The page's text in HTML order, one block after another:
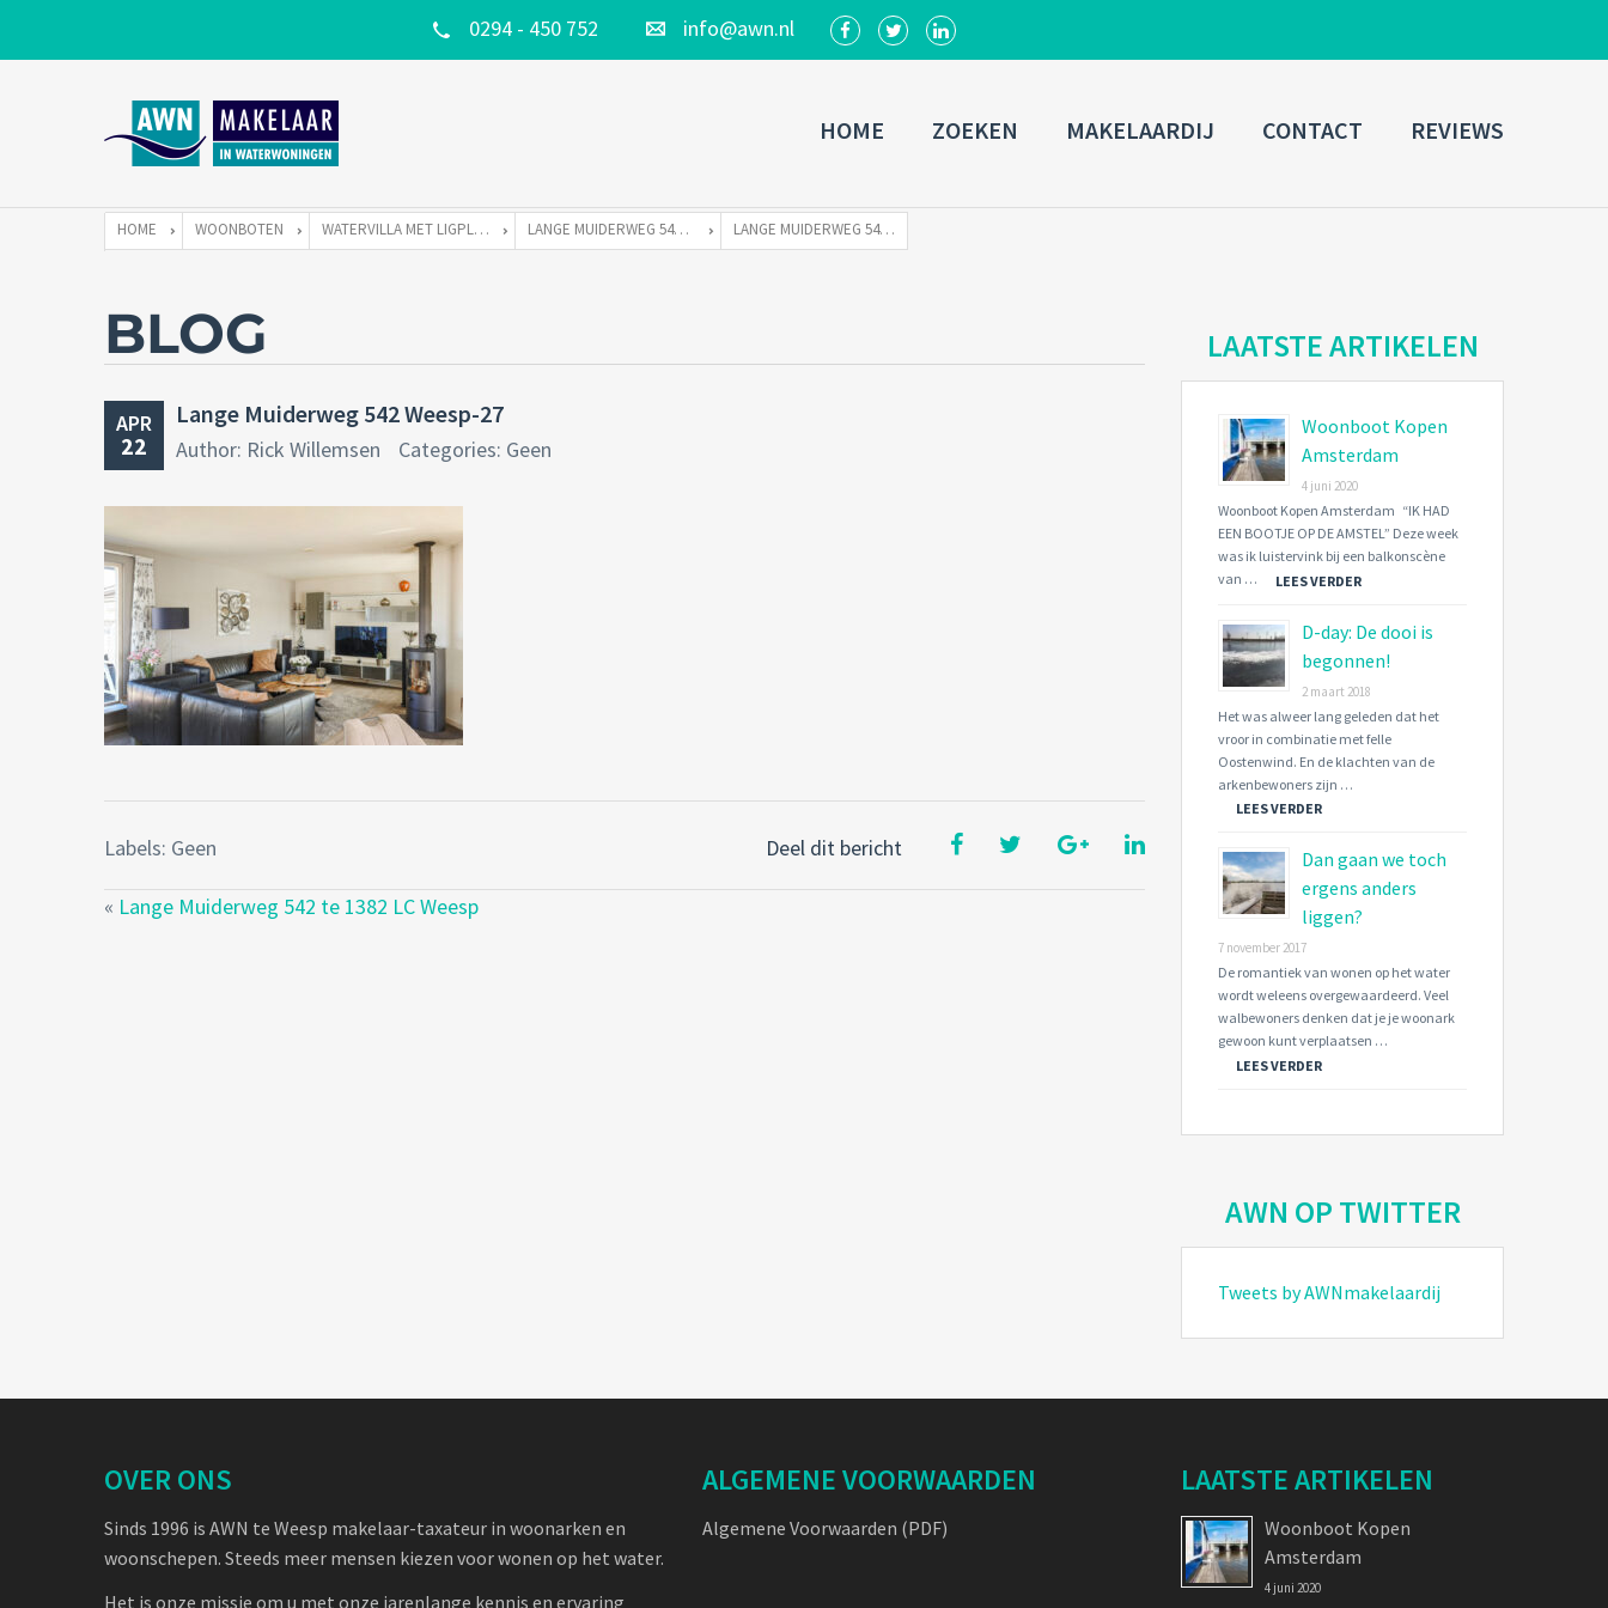
0294 - 450 752 info@awn.nl
Username
Connect with:
Forgot
password? SIGN IN
Remember me
HOME ZOEKEN MAKELAARDIJ CONTACT REVIEWS
HOME WOONBOTEN WATERVILLA MET LIGPLAATS LANGE MUIDERWEG 542 TE 1382 LC WEESP LANGE MUIDERWEG 542 WEESP-27
BLOG
APR
22
Lange Muiderweg 542 Weesp-27
Author: Rick Willemsen Categories: Geen
Deel dit bericht
Labels: Geen
« Lange Muiderweg 542 te 1382 LC Weesp
LAATSTE ARTIKELEN
Woonboot Kopen
Amsterdam
4 juni 2020
Woonboot Kopen Amsterdam “IK HAD
EEN BOOTJE OP DE AMSTEL” Deze week
was ik luistervink bij een balkonscène
van …
LEES VERDER
D-day: De dooi is
begonnen!
2 maart 2018
Het was alweer lang geleden dat het
vroor in combinatie met felle
Oostenwind. En de klachten van de
arkenbewoners zijn …
LEES VERDER
Dan gaan we toch
ergens anders
liggen?
7 november 2017
De romantiek van wonen op het water
wordt weleens overgewaardeerd. Veel
walbewoners denken dat je je woonark
gewoon kunt verplaatsen …
LEES VERDER
AWN OP TWITTER
Tweets by AWNmakelaardij
OVER ONS
Sinds 1996 is AWN te Weesp makelaar-taxateur in woonarken en
woonschepen. Steeds meer mensen kiezen voor wonen op het water.
Het is onze missie om u met onze jarenlange kennis en ervaring
ALGEMENE VOORWAARDEN
Algemene Voorwaarden (PDF)
LAATSTE ARTIKELEN
Woonboot Kopen
Amsterdam
4 juni 2020